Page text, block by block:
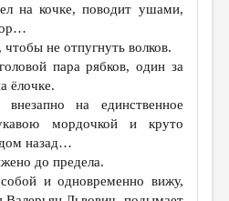
на кочке, поводит ушами,
чтобы не отпугнуть волков.
пара рябков, один за
ёлочке.
на единственное
мордочкой и круто
назад…
до предела.
и одновременно вижу,